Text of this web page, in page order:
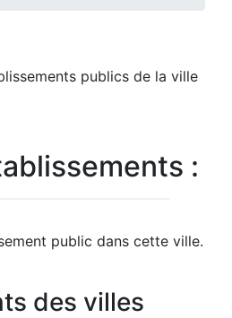
publics de la ville
:
public dans cette ville.
des villes